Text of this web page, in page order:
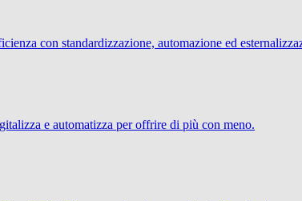
con standardizzazione, automazione ed
e automatizza per offrire di più con meno.